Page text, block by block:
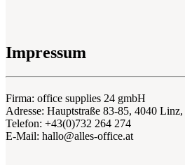
Impressum
Firma: office supplies 24 gmbH
Adresse: Hauptstraße 83-85, 4040 Linz,
Telefon: +43(0)732 264 274
E-Mail: hallo@alles-office.at